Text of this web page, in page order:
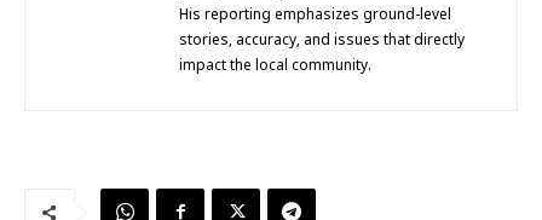
His reporting emphasizes ground-level
stories, accuracy, and issues that directly
impact the local community.